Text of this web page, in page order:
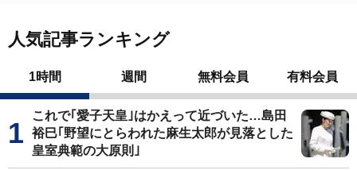
人気記事ランキング
1時間 週間 無料会員 有料会員
これで｢愛子天皇｣はかえって近づいた…島田
裕巳｢野望にとらわれた麻生太郎が見落とした
皇室典範の大原則｣